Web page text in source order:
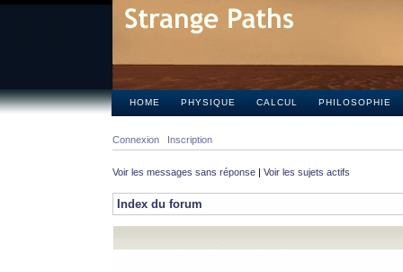
HOME PHYSIQUE CALCUL PHILOSOPHIE
Connexion Inscription
Voir les messages sans réponse | Voir les sujets actifs
Index du forum